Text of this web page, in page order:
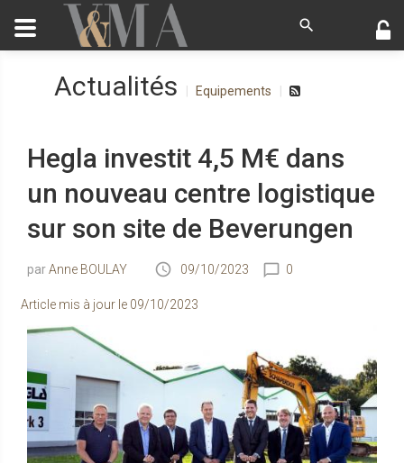
Actualités Equipements
Hegla investit 4,5 M€ dans
un nouveau centre logistique
sur son site de Beverungen
Anne BOULAY 09/10/2023 0
Article mis à jour le 09/10/2023